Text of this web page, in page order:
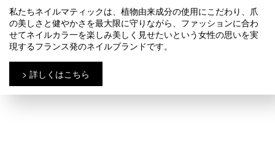
私たちネイルマティックは、植物由来成分の使用にこだわり、爪
の美しさと健やかさを最大限に守りながら、ファッションに合わ
せてネイルカラ一を楽しみ美しく見せたいという女性の思いを実
現するフランス発のネイルブランドです。
詳しくはこちら
私たちネイルマティックは、植物由来成分の使用にこだわり、爪
の美しさと健やかさを最大限に守りながら、ファッションに合わ
せてネイルカラ一を楽しみ美しく見せたいという女性の思いを実
現するフランス発のネイルブランドです。
詳しくはこちら
私たちネイルマティックは、植物由来成分の使用にこだわり、爪
の美しさと健やかさを最大限に守りながら、ファッションに合わ
せてネイルカラ一を楽しみ美しく見せたいという女性の思いを実
現するフランス発のネイルブランドです。
詳しくはこちら